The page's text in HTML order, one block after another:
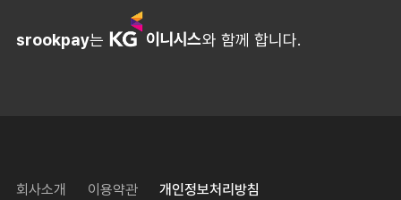
srookpay는 와 함께 합니다.
회사소개 이용약관 개인정보처리방침